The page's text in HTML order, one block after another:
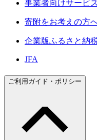
事業者向けサービス
寄附をお考えの方
企業版ふるさと納
JFA
ご利用ガイド・ポリシー